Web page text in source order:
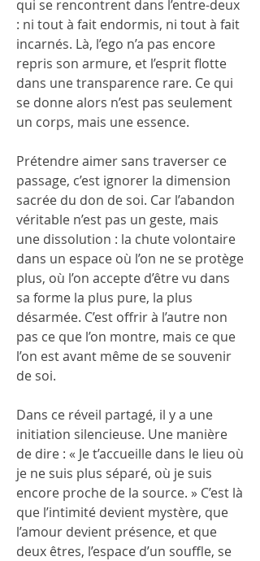
qui se rencontrent dans l’entre-deux
: ni tout à fait endormis, ni tout à fait
incarnés. Là, l’ego n’a pas encore
repris son armure, et l’esprit flotte
dans une transparence rare. Ce qui
se donne alors n’est pas seulement
un corps, mais une essence.
Prétendre aimer sans traverser ce
passage, c’est ignorer la dimension
sacrée du don de soi. Car l’abandon
véritable n’est pas un geste, mais
une dissolution : la chute volontaire
dans un espace où l’on ne se protège
plus, où l’on accepte d’être vu dans
sa forme la plus pure, la plus
désarmée. C’est offrir à l’autre non
pas ce que l’on montre, mais ce que
l’on est avant même de se souvenir
de soi.
Dans ce réveil partagé, il y a une
initiation silencieuse. Une manière
de dire : « Je t’accueille dans le lieu où
je ne suis plus séparé, où je suis
encore proche de la source. » C’est là
que l’intimité devient mystère, que
l’amour devient présence, et que
deux êtres, l’espace d’un souffle, se